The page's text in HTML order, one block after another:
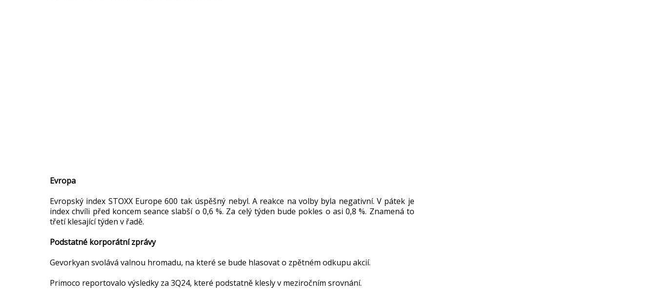
Evropa
Evropský index STOXX Europe 600 tak úspěšný nebyl. A reakce na volby byla negativní. V pátek je
index chvíli před koncem seance slabší o 0,6 %. Za celý týden bude pokles o asi 0,8 %. Znamená to
třetí klesající týden v řadě.
Podstatné korporátní zprávy
Gevorkyan svolává valnou hromadu, na které se bude hlasovat o zpětném odkupu akcií.
Primoco reportovalo výsledky za 3Q24, které podstatně klesly v meziročním srovnání.